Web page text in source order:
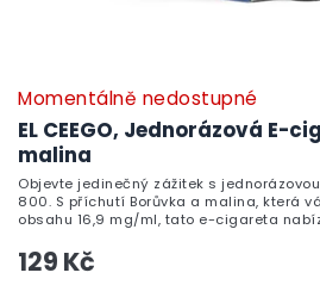
EL CEEGO, Jednorázová E-
malina
Momentálně nedostupné
129 Kč
Objevte jedinečný zážitek s jednorázovou
800. S příchutí Borůvka a malina, která
obsahu 16,9 mg/ml, tato e-cigareta